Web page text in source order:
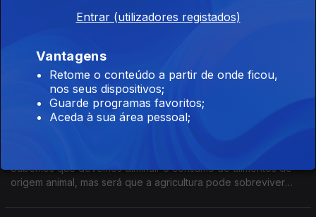
Ep. 19
14 jun. 2024
Para uma mobilidade mais sustentável.
Precisamos de animais na agricultura?
Sabemos que devemos diminuir o consumo de alimentos de
origem animal, mas será que a agricultura pode sobreviver
Entrar (utilizadores registados)
Vantagens
Retome o conteúdo a partir de onde ficou,
nos seus dispositivos;
Guarde programas favoritos;
Aceda à sua área pessoal;